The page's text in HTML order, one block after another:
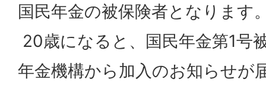
国民年金の被保険者となります
20歳になると、国民年金第1号
年金機構から加入のお知らせが